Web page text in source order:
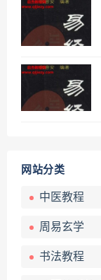
网站分类
中医教程
周易玄学
书法教程